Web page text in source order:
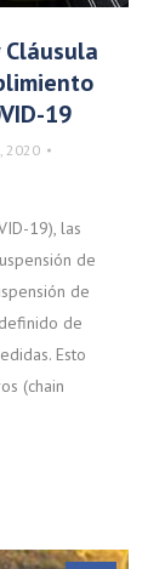
19
2020
19), las
de
de
de
Esto
(chain